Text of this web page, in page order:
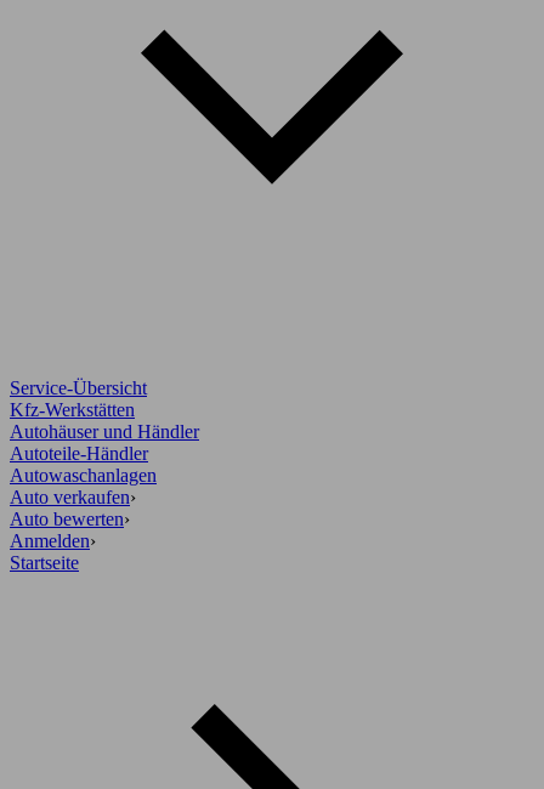
Service-Übersicht
Kfz-Werkstätten
Autohäuser und Händler
Autoteile-Händler
Autowaschanlagen
Auto verkaufen›
Auto bewerten›
Anmelden›
Startseite